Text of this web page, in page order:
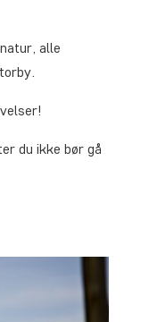
alle
du ikke bør gå